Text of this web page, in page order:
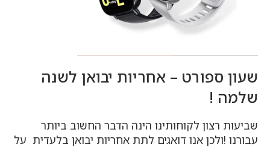
שעון ספורט – אחריות יבואן לשנה
שלמה !
שביעות רצון לקוחותינו הינה הדבר החשוב ביותר
עבורנו !ולכן אנו דואגים לתת אחריות יבואן בלעדית על